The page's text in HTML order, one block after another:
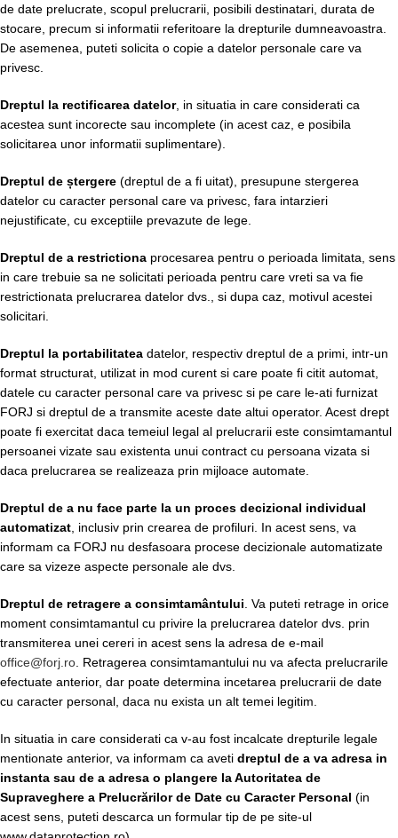
de date prelucrate, scopul prelucrarii, posibili destinatari, durata de
stocare, precum si informatii referitoare la drepturile dumneavoastra.
De asemenea, puteti solicita o copie a datelor personale care va
privesc.
Dreptul la rectificarea datelor, in situatia in care considerati ca
acestea sunt incorecte sau incomplete (in acest caz, e posibila
solicitarea unor informatii suplimentare).
Dreptul de ștergere (dreptul de a fi uitat), presupune stergerea
datelor cu caracter personal care va privesc, fara intarzieri
nejustificate, cu exceptiile prevazute de lege.
Dreptul de a restrictiona procesarea pentru o perioada limitata, sens
in care trebuie sa ne solicitati perioada pentru care vreti sa va fie
restrictionata prelucrarea datelor dvs., si dupa caz, motivul acestei
solicitari.
Dreptul la portabilitatea datelor, respectiv dreptul de a primi, intr-un
format structurat, utilizat in mod curent si care poate fi citit automat,
datele cu caracter personal care va privesc si pe care le-ati furnizat
FORJ si dreptul de a transmite aceste date altui operator. Acest drept
poate fi exercitat daca temeiul legal al prelucrarii este consimtamantul
persoanei vizate sau existenta unui contract cu persoana vizata si
daca prelucrarea se realizeaza prin mijloace automate.
Dreptul de a nu face parte la un proces decizional individual
automatizat , inclusiv prin crearea de profiluri. In acest sens, va
informam ca FORJ nu desfasoara procese decizionale automatizate
care sa vizeze aspecte personale ale dvs.
Dreptul de retragere a consimtamântului . Va puteti retrage in orice
moment consimtamantul cu privire la prelucrarea datelor dvs. prin
transmiterea unei cereri in acest sens la adresa de e-mail
office@forj.ro . Retragerea consimtamantului nu va afecta prelucrarile
efectuate anterior, dar poate determina incetarea prelucrarii de date
cu caracter personal, daca nu exista un alt temei legitim.
In situatia in care considerati ca v-au fost incalcate drepturile legale
mentionate anterior, va informam ca aveti dreptul de a va adresa in
instanta sau de a adresa o plangere la Autoritatea de
Supraveghere a Prelucrărilor de Date cu Caracter Personal (in
acest sens, puteti descarca un formular tip de pe site-ul